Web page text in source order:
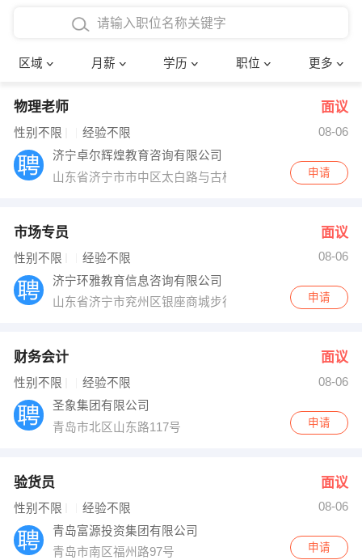
区域 月薪 学历 职位 更多
4000-5000元
8000-12000元
12000-20000元
博士
文员
财务会计
网络IT
快递员
收银员 技术员/工程师
出纳
编辑
跟单
其他职位
确定
物理老师 面议
性别不限 经验不限
08-06
济宁卓尔辉煌教育咨询有限公司
山东省济宁市市中区太白路与古槐路交叉口西北角经典
申请
市场专员 面议
性别不限 经验不限
08-06
济宁环雅教育信息咨询有限公司
山东省济宁市兖州区银座商城步行街
申请
财务会计 面议
性别不限 经验不限
08-06
圣象集团有限公司
青岛市北区山东路117号
申请
验货员 面议
性别不限 经验不限
08-06
青岛富源投资集团有限公司
青岛市南区福州路97号
申请